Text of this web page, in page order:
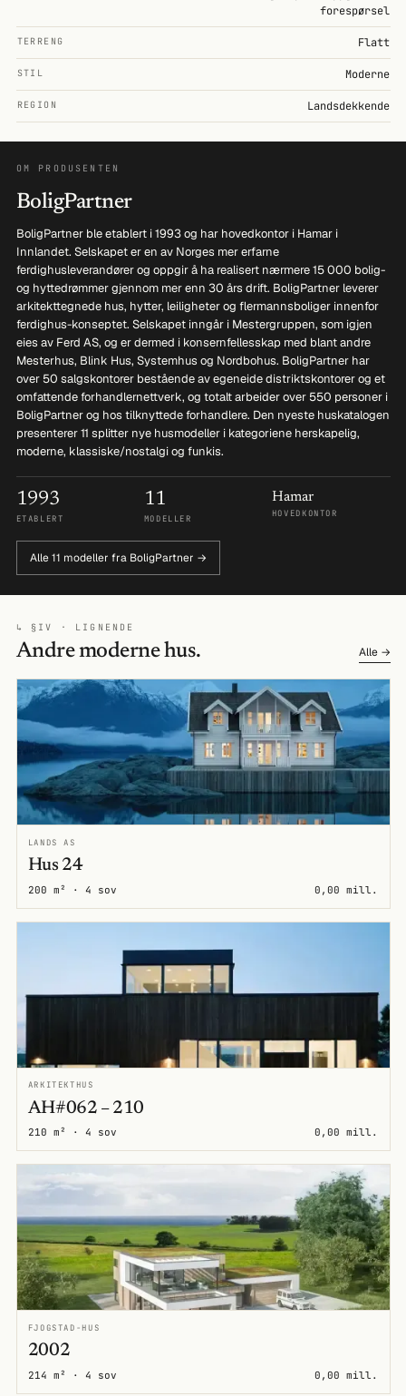
forespørsel
TERRENG Flatt
STIL Moderne
REGION Landsdekkende
OM PRODUSENTEN
BoligPartner
BoligPartner ble etablert i 1993 og har hovedkontor i Hamar i
Innlandet. Selskapet er en av Norges mer erfarne
ferdighusleverandører og oppgir å ha realisert nærmere 15 000 bolig-
og hyttedrømmer gjennom mer enn 30 års drift. BoligPartner leverer
arkitekttegnede hus, hytter, leiligheter og flermannsboliger innenfor
ferdighus-konseptet. Selskapet inngår i Mestergruppen, som igjen
eies av Ferd AS, og er dermed i konsernfellesskap med blant andre
Mesterhus, Blink Hus, Systemhus og Nordbohus. BoligPartner har
over 50 salgskontorer bestående av egeneide distriktskontorer og et
omfattende forhandlernettverk, og totalt arbeider over 550 personer i
BoligPartner og hos tilknyttede forhandlere. Den nyeste huskatalogen
presenterer 11 splitter nye husmodeller i kategoriene herskapelig,
moderne, klassiske/nostalgi og funkis.
1993
ETABLERT
11
MODELLER
Hamar
HOVEDKONTOR
Alle 11 modeller fra BoligPartner →
↳ §IV · LIGNENDE
Andre moderne hus. Alle →
LANDS AS
Hus 24
200 m² · 4 sov 0,00 mill.
ARKITEKTHUS
AH#062 – 210
210 m² · 4 sov 0,00 mill.
FJOGSTAD-HUS
2002
214 m² · 4 sov 0,00 mill.